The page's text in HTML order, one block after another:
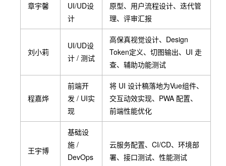
章宇馨
UI/UD设
计
原型、用户流程设计、迭代管
理、评审汇报
刘小莉
UI/UD设
计 / 测试
高保真视觉设计、Design
Token定义、切图输出、UI 走
查、辅助功能测试
程嘉烨
前端开
发 / UI实
现
将 UI 设计稿落地为Vue组件、
交互动效实现、PWA 配置、
前端性能优化
王宇博
基础设
施 /
DevOps
云服务配置、CI/CD、环境部
署、接口测试、性能测试